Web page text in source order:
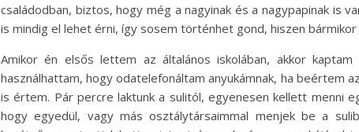
családodban, biztos, hogy még a nagyinak és a nagypapinak is
is mindig el lehet érni, így sosem történhet gond, hiszen bármikor
Amikor én elsős lettem az általános iskolában, akkor
használhattam, hogy odatelefonáltam anyukámnak, ha beértem
is értem. Pár percre laktunk a sulitól, egyenesen kellett menni
hogy egyedül, vagy más osztálytársaimmal menjek be a